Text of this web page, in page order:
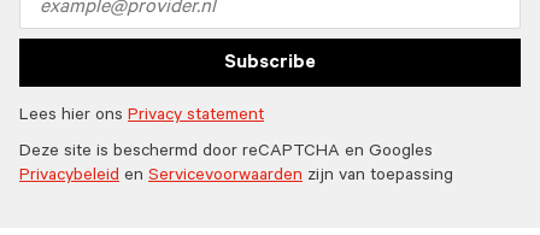
address
Subscribe
Lees hier ons Privacy statement
Deze site is beschermd door reCAPTCHA en Googles
Privacybeleid en Servicevoorwaarden zijn van toepassing